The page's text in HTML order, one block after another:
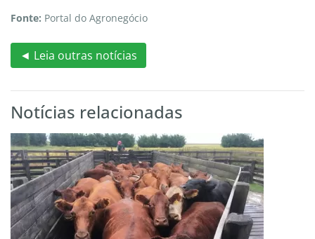
Fonte: Portal do Agronegócio
◄ Leia outras notícias
Notícias relacionadas